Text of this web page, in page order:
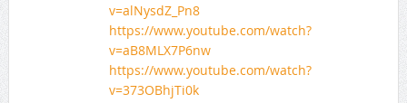
v=alNysdZ_Pn8
https://www.youtube.com/watch?
v=aB8MLX7P6nw
https://www.youtube.com/watch?
v=373OBhjTi0k